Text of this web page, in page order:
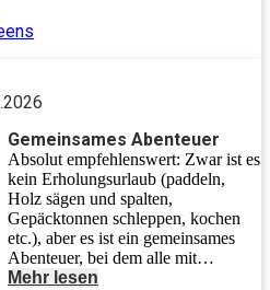
Gemeinsames Abenteuer
Absolut empfehlenswert: Zwar ist es
kein Erholungsurlaub (paddeln,
Holz sägen und spalten,
Gepäcktonnen schleppen, kochen
etc.), aber es ist ein gemeinsames
Abenteuer, bei dem alle mit
anpacken. Die Kinder haben sofort
Mehr lesen